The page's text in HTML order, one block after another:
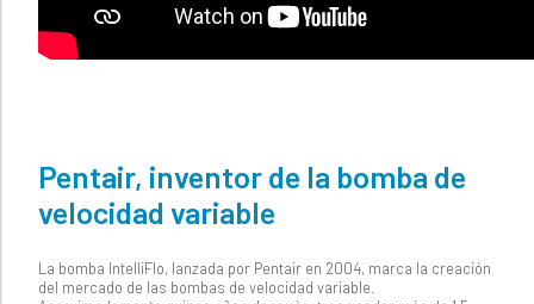
Pentair, inventor de la bomba de
velocidad variable
La bomba IntelliFlo, lanzada por Pentair en 2004, marca la creación
del mercado de las bombas de velocidad variable.